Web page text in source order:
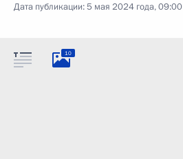
Дата публикации:5 мая 2024 года, 09:00
10